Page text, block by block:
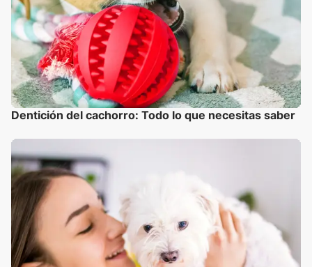
Dentición del cachorro: Todo lo que necesitas saber